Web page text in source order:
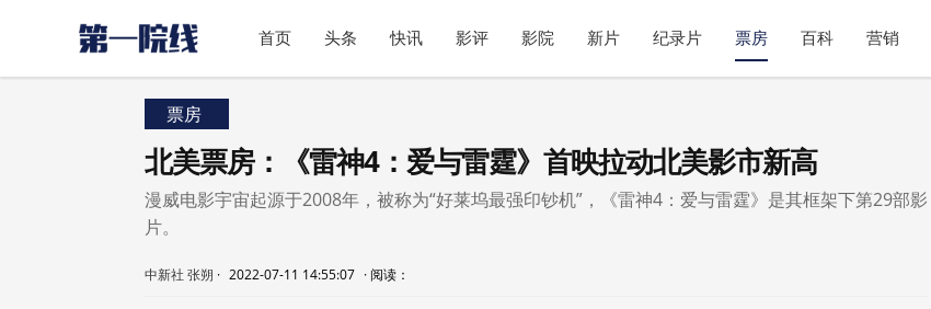
首页 头条 快讯 影评 影院 新片 纪录片 票房 百科 营销
票房
北美票房：《雷神4：爱与雷霆》首映拉动北美影市新高
漫威电影宇宙起源于2008年，被称为“好莱坞最强印钞机”，《雷神4：爱与雷霆》是其框架下第29部影
片。
中新社 张朔 · 2022-07-11 14:55:07 ·阅读：